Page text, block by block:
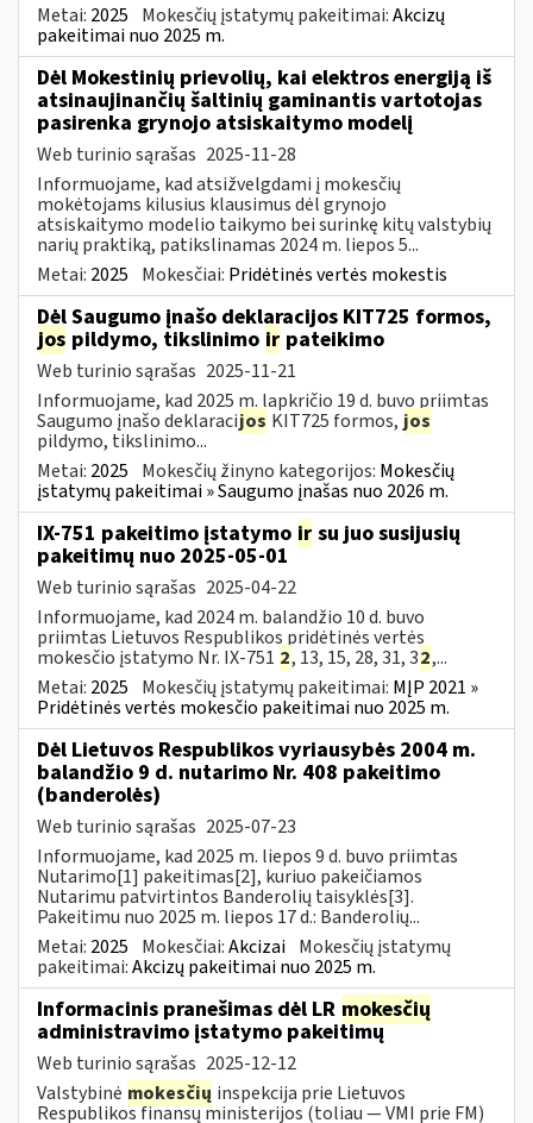
Metai: 2025 Mokesčių įstatymų pakeitimai:Akcizų
pakeitimai nuo 2025 m.
Dėl Mokestinių prievolių, kai elektros energiją iš
atsinaujinančių šaltinių gaminantis vartotojas
pasirenka grynojo atsiskaitymo modelį
Web turinio sąrašas 2025-11-28
Informuojame, kad atsižvelgdami į mokesčių
mokėtojams kilusius klausimus dėl grynojo
atsiskaitymo modelio taikymo bei surinkę kitų valstybių
narių praktiką, patikslinamas 2024 m. liepos 5...
Metai: 2025 Mokesčiai: Pridėtinės vertės mokestis
Dėl Saugumo įnašo deklaracijos KIT725 formos,
jos pildymo, tikslinimo ir pateikimo
Web turinio sąrašas 2025-11-21
Informuojame, kad 2025 m. lapkričio 19 d. buvo priimtas
Saugumo įnašo deklaracijos KIT725 formos, jos
pildymo, tikslinimo...
Metai: 2025 Mokesčių žinyno kategorijos: Mokesčių
įstatymų pakeitimai » Saugumo įnašas nuo 2026 m.
IX-751 pakeitimo įstatymo ir su juo susijusių
pakeitimų nuo 2025-05-01
Web turinio sąrašas 2025-04-22
Informuojame, kad 2024 m. balandžio 10 d. buvo
priimtas Lietuvos Respublikos pridėtinės vertės
mokesčio įstatymo Nr. IX-751 2, 13, 15, 28, 31, 32,...
Metai: 2025 Mokesčių įstatymų pakeitimai: MĮP 2021 »
Pridėtinės vertės mokesčio pakeitimai nuo 2025 m.
Dėl Lietuvos Respublikos vyriausybės 2004 m.
balandžio 9 d. nutarimo Nr. 408 pakeitimo
(banderolės)
Web turinio sąrašas 2025-07-23
Informuojame, kad 2025 m. liepos 9 d. buvo priimtas
Nutarimo[1] pakeitimas[2], kuriuo pakeičiamos
Nutarimu patvirtintos Banderolių taisyklės[3].
Pakeitimu nuo 2025 m. liepos 17 d.: Banderolių...
Metai: 2025 Mokesčiai:Akcizai Mokesčių įstatymų
pakeitimai:Akcizų pakeitimai nuo 2025 m.
Informacinis pranešimas dėl LR mokesčių
administravimo įstatymo pakeitimų
Web turinio sąrašas 2025-12-12
Valstybinė mokesčių inspekcija prie Lietuvos
Respublikos finansų ministerijos (toliau — VMI prie FM)